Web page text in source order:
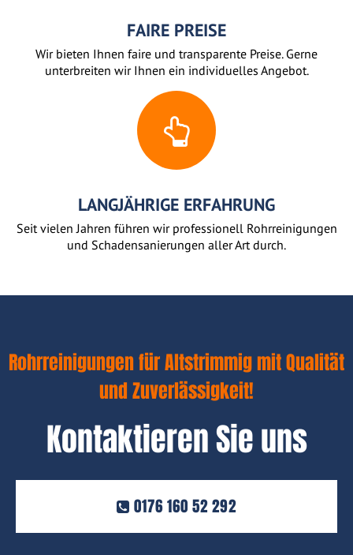
FAIRE PREISE
Wir bieten Ihnen faire und transparente Preise. Gerne
unterbreiten wir Ihnen ein individuelles Angebot.
LANGJÄHRIGE ERFAHRUNG
Seit vielen Jahren führen wir professionell Rohrreinigungen
und Schadensanierungen aller Art durch.
Rohrreinigungen für Altstrimmig mit Qualität
und Zuverlässigkeit!
Kontaktieren Sie uns
0176 160 52 292